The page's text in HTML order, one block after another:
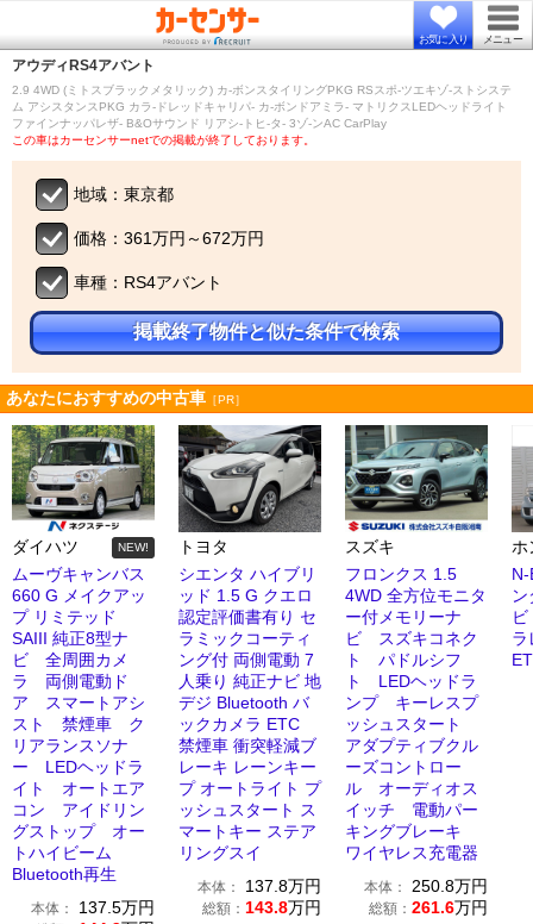
お気に入り メニュー
アウディ RS4アバント
2.9 4WD (ミトスブラックメタリック) カ-ボンスタイリングPKG RSスポ-ツエキゾ-ストシステ
ム アシスタンスPKG カラ-ドレッドキャリパ- カ-ボンドアミラ- マトリクスLEDヘッドライト
ファインナッパレザ- B&Oサウンド リアシ-トヒ-タ- 3ゾ-ンAC CarPlay
この車はカーセンサーnetでの掲載が終了しております。
地域：東京都
価格：361万円～672万円
車種：RS4アバント
掲載終了物件と似た条件で検索
あなたにおすすめの中古車 ［PR］
ダイハツ NEW!
ムーヴキャンバス
660 G メイクアッ
プ リミテッド
SAIII 純正8型ナ
ビ 全周囲カメ
ラ 両側電動ド
ア スマートアシ
スト 禁煙車 ク
リアランスソナ
ー LEDヘッドラ
イト オートエア
コン アイドリン
グストップ オー
トハイビーム
Bluetooth再生
本体： 137.5万円
トヨタ
シエンタ ハイブリ
ッド 1.5 G クエロ
認定評価書有り セ
ラミックコーティ
ング付 両側電動 7
人乗り 純正ナビ 地
デジ Bluetooth バ
ックカメラ ETC
禁煙車 衝突軽減ブ
レーキ レーンキー
プ オートライト プ
ッシュスタート ス
マートキー ステア
リングスイ
本体： 137.8万円
総額： 143.8万円
スズキ
フロンクス 1.5
4WD 全方位モニタ
ー付メモリーナ
ビ スズキコネク
ト パドルシフ
ト LEDヘッドラ
ンプ キーレスプ
ッシュスタート
アダプティブクル
ーズコントロー
ル オーディオス
イッチ 電動パー
キングブレーキ
ワイヤレス充電器
本体： 250.8万円
総額： 261.6万円
ホ
ラ